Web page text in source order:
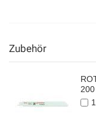
Zubehör